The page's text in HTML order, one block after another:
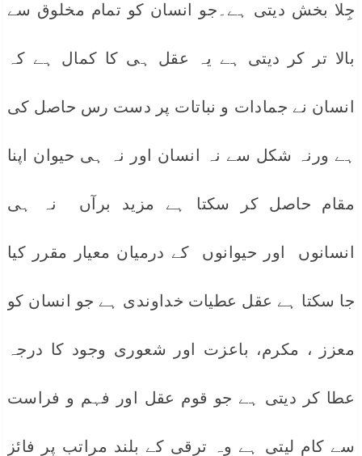
جِلا بخش دیتی ہے۔جو انسان کو تمام مخلوق سے
بالا تر کر دیتی ہے یہ عقل ہی کا کمال ہے کہ
انسان نے جمادات و نباتات پر دست رس حاصل کی
ہے ورنہ شکل سے نہ انسان اور نہ ہی حیوان اپنا
مقام حاصل کر سکتا ہے مزید برآں نہ ہی
انسانوں اور حیوانوں کے درمیان معیار مقرر کیا
جا سکتا ہے عقل عطیات خداوندی ہے جو انسان کو
معزز ، مکرم، باعزت اور شعوری وجود کا درجہ
عطا کر دیتی ہے جو قوم عقل اور فہم و فراست
سے کام لیتی ہے وہ ترقی کے بلند مراتب پر فائز